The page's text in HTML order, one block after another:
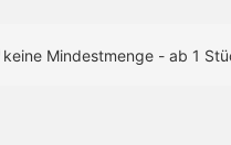
keine Mindestmenge - ab 1